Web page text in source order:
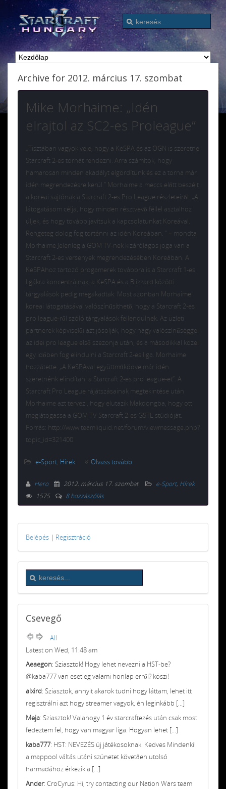
Archive for 2012. március 17. szombat
Mike Morhaime: „Idén
elrajtol az SC2-es Proleague”
„Tisztában vagyok vele, hogy a KeSPA és az OGN is szeretne
Starcraft 2-es tornát rendezni. Arra számítok, hogy
hamarosan minden akadályt elgördítünk és ez a torna már
idén megrendezésre kerül.” Morhaime a meccs előtt beszélt
a koreai sajtónak a Starcraft 2-es Pro League részleteiről. „A
látogatásom célja, hogy minden résztvevő féllel asztalhoz
üljek, és hogy tovább javítsuk a kapcsolatunkat Koreával.
Rengeteg dolog fog történni az idén Koreában. ” – mondta
Morhaime Jelenleg a GOM TV-nek kizárólagos joga van a
Starcraft 2-es versenyek megrendezésében Koreában. A
KeSPAhoz tartozó progamerek továbbra is a Starcraft 1-es
ligákra koncentrálnak, a KeSPA és a Blizzard közötti
tárgyalások pedig megakadtak. Most azonban Morhaime
koreai látogatásával valószínűsíthető, hogy a Starcraft 2-es
pro league-ről szóló tárgyalások fellendülnek. Az üzleti
partnerek képviselői azt jósolják, hogy nagy valószínűséggel
az idei pro league első szezonja után, és a másodikkal közel
egy időben fog elindulni a Starcraft 2-es liga. Morhaime
hozzátette: „A KeSPAval együttműködve már idén
szeretnénk elindítani a Starcraft 2-es pro league-et”. A
Starcraft Pro League rájátszásainak megtekintése után
Morhaime azt tervezi, hogy elutazik Makdongba, hogy ott
meglátogassa a GOM TV Starcraft 2-es GSTL stúdióját.
Forrás: http://www.teamliquid.net/forum/viewmessage.php?
topic_id=321400
e-Sport, Hírek Olvass tovább
Hero 2012. március 17. szombat. e-Sport, Hírek
1575
8 hozzászólás
Belépés | Regisztráció
Csevegő
All
Latest on Wed, 11:48 am
Aeaegon: Sziasztok! Hogy lehet nevezni a HST-be?
@kaba777 van esetleg valami honlap erről? köszi!
alxird: Sziasztok, annyit akarok tudni hogy láttam, lehet itt
regisztrálni azt hogy streamer vagyok, én leginkább [...]
Meja: Sziasztok! Valahogy 1 év starcraftezés után csak most
fedeztem fel, hogy van magyar liga. Hogyan lehet [...]
kaba777: HST: NEVEZÉS új játékosoknak. Kedves Mindenki!
a mappool váltás utáni szünetet követően utolsó
harmadához érkezik a [...]
Ander: CroCyrus: Hi, try contacting our Nation Wars team